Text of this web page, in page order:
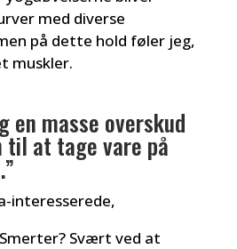
med diverse
på dette hold føler jeg,
muskler.
en masse overskud
at tage vare på
interesserede,
Svært ved at